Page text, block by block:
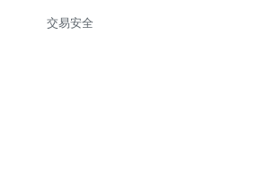
交易安全